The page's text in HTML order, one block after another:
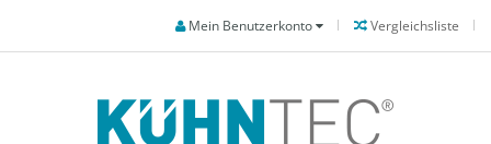
Vergleichsliste
Mein Benutzerkonto